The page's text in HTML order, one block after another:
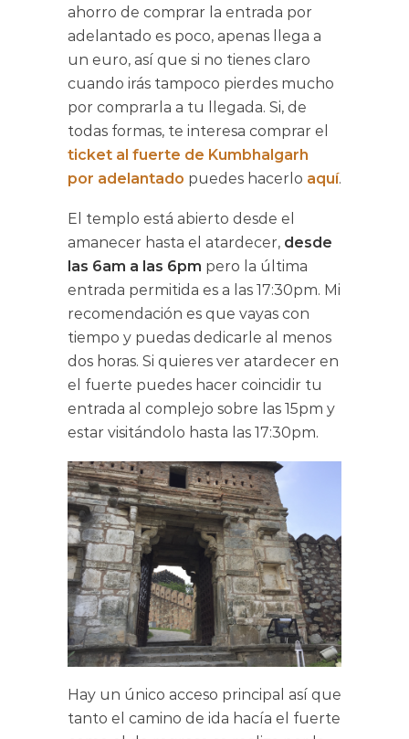
ahorro de comprar la entrada por
adelantado es poco, apenas llega a
un euro, así que si no tienes claro
cuando irás tampoco pierdes mucho
por comprarla a tu llegada. Si, de
todas formas, te interesa comprar el
ticket al fuerte de Kumbhalgarh
por adelantado puedes hacerlo aquí.
El templo está abierto desde el
amanecer hasta el atardecer, desde
las 6am a las 6pm pero la última
entrada permitida es a las 17:30pm. Mi
recomendación es que vayas con
tiempo y puedas dedicarle al menos
dos horas. Si quieres ver atardecer en
el fuerte puedes hacer coincidir tu
entrada al complejo sobre las 15pm y
estar visitándolo hasta las 17:30pm.
Hay un único acceso principal así que
tanto el camino de ida hacía el fuerte